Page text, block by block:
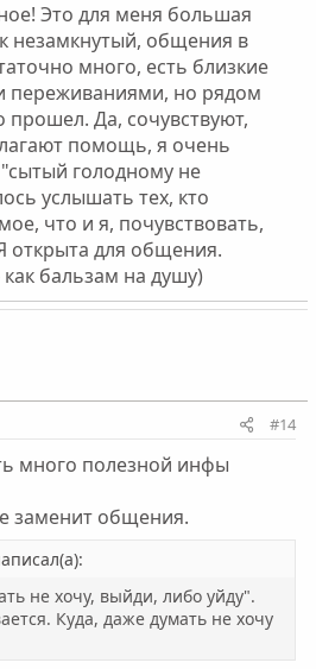
Это для меня большая
незамкнутый, общения в
много, есть близкие
переживаниями, но рядом
прошел. Да, сочувствуют,
помощь, я очень
голодному не
услышать тех, кто
что и я, почувствовать,
открыта для общения.
бальзам на душу)
#14
много полезной инфы
заменит общения.
не хочу, выйди, либо уйду".
Куда, даже думать не хочу